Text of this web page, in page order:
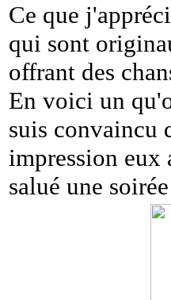
Ce que
qui sont
offrant des
En voici un
suis convaincu
impression eux
salué une